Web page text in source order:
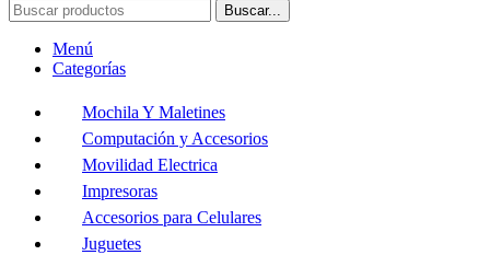
Buscar...
Menú
Categorías
Mochila Y Maletines
Computación y Accesorios
Movilidad Electrica
Impresoras
Accesorios para Celulares
Juguetes